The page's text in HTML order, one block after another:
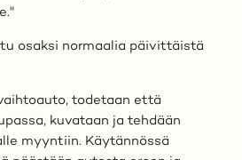
osaksi normaalia päivittäistä
todetaan että
kuvataan ja tehdään
myyntiin. Käytännössä